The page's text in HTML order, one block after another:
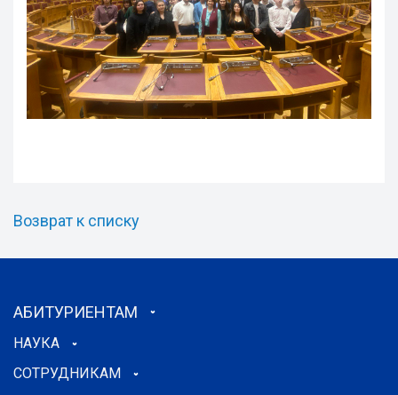
Возврат к списку
АБИТУРИЕНТАМ
НАУКА
СОТРУДНИКАМ